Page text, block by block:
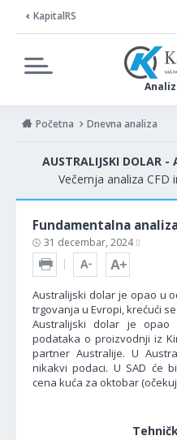
KapitalRS
Početna Dnevna analiza
AUSTRALIJSKI DOLAR -
Večernja analiza
Fundamentalna
31 decembar, 2024
Australijski dolar je opao u
trgovanja u Evropi, krećući
Australijski dolar je opao
podataka o proizvodnji iz
partner Australije. U
nikakvi podaci. U SAD će
cena kuća za oktobar